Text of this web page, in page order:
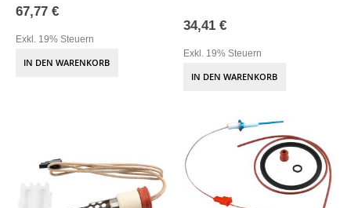
67,77 €
Exkl. 19% Steuern
IN DEN WARENKORB
34,41 €
Exkl. 19% Steuern
IN DEN WARENKORB